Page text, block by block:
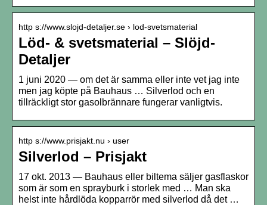
http s://www.slojd-detaljer.se › lod-svetsmaterial
Löd- & svetsmaterial – Slöjd-
Detaljer
1 juni 2020 — om det är samma eller inte vet jag inte
men jag köpte på Bauhaus … Silverlod och en
tillräckligt stor gasolbrännare fungerar vanligtvis.
http s://www.prisjakt.nu › user
Silverlod – Prisjakt
17 okt. 2013 — Bauhaus eller biltema säljer gasflaskor
som är som en sprayburk i storlek med … Man ska
helst inte hårdlöda kopparrör med silverlod då det …